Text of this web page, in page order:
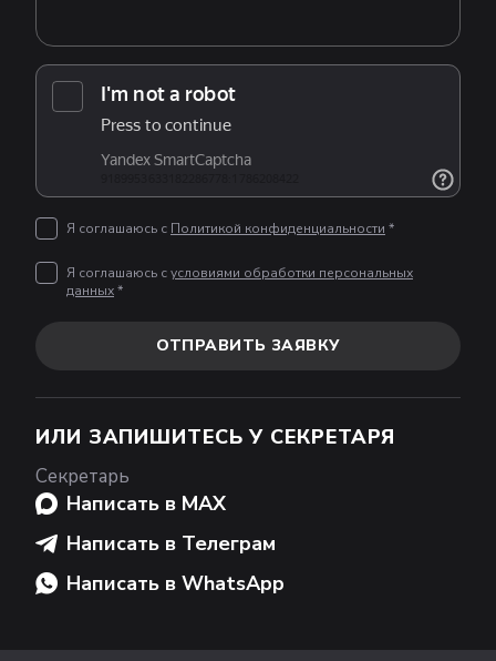
Я соглашаюсь с Политикой конфиденциальности *
Я соглашаюсь сусловиями обработки персональных
данных*
ОТПРАВИТЬ ЗАЯВКУ
ИЛИ ЗАПИШИТЕСЬ У СЕКРЕТАРЯ
Секретарь
Написать в MAX
Написать в Телеграм
Написать в WhatsApp